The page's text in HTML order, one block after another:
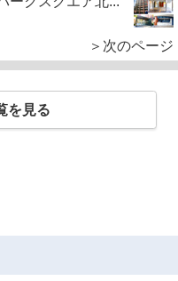
＞次のページ
を見る